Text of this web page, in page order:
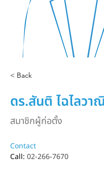
< Back
ดร.สันติ ไฉไลวา
สมาชิกผู้ก่อตั้ง
Contact
Call: 02-266-7670